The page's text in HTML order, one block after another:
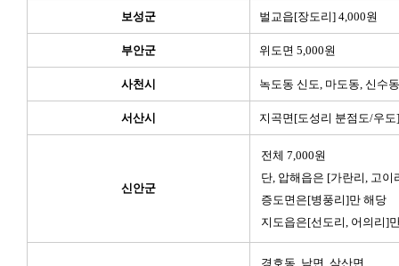
보성군 벌교읍[장도리] 4,000원
부안군 위도면 5,000원
사천시 녹도동 신도, 마도동, 신수
서산시 지곡면[도성리 분점도/우도
신안군
전체 7,000원
단, 압해읍은 [가란리, 고이
증도면은[병풍리]만 해당
지도읍은[선도리, 어의리]
경호동, 남면, 삼산면